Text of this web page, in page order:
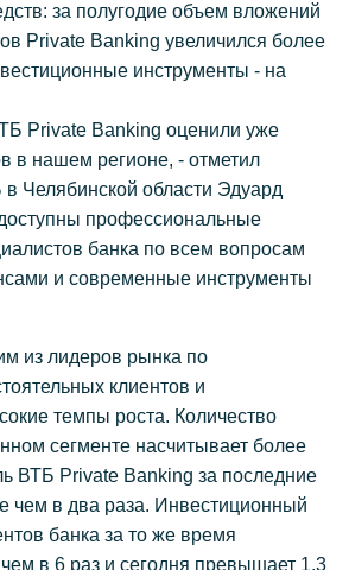
за полугодие объем вложений
Private Banking увеличился более
инструменты - на
Private Banking оценили уже
в нашем регионе, - отметил
Челябинской области Эдуард
профессиональные
банка по всем вопросам
и современные инструменты
из лидеров рынка по
клиентов и
темпы роста. Количество
сегменте насчитывает более
ВТБ Private Banking за последние
чем в два раза. Инвестиционный
банка за то же время
в 6 раз и сегодня превышает 1,3